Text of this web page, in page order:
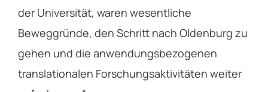
der Universität, waren wesentliche
Beweggründe, den Schritt nach Oldenburg zu
gehen und die anwendungsbezogenen
translationalen Forschungsaktivitäten weiter